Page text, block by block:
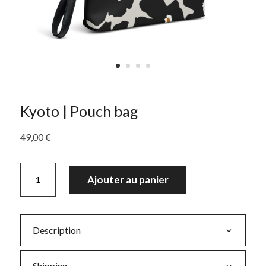
Kyoto | Pouch bag
49,00€
|
Pouch
bag
Ajouter au panier
Description